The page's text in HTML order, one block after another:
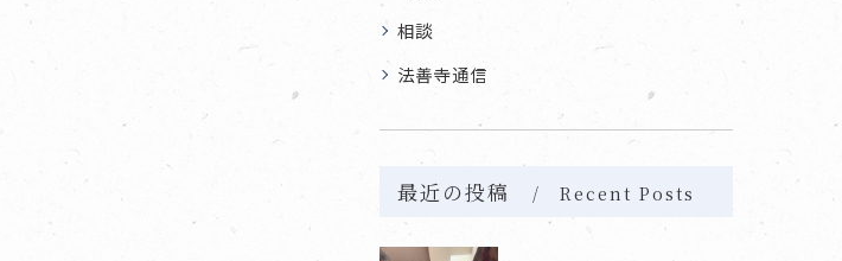
相談
法善寺通信
最近の投稿 Recent Posts